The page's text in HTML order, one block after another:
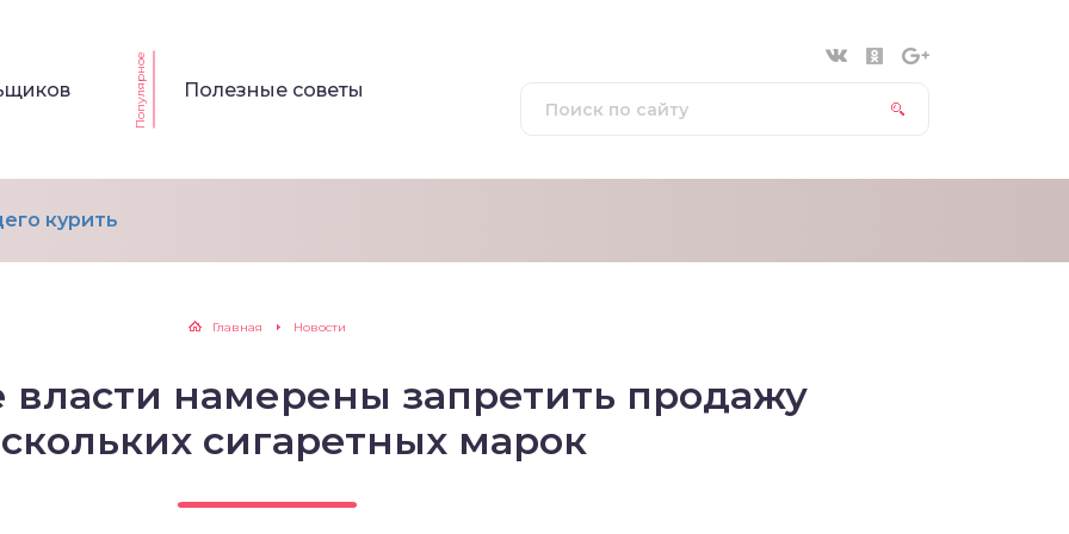
Популярное Полезные советы
курить
Главная Новости
власти намерены запретить продажу
сигаретных марок